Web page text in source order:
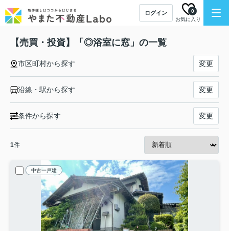
ログイン
お気に入り
0
【売買・投資】「◎浴室に窓」の一覧
市区町村から探す 変更
沿線・駅から探す 変更
条件から探す 変更
1件
中古一戸建